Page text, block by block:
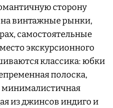
сторону
винтажные рынки,
самостоятельные
экскурсионного
классика: юбки
полоска,
из джинсов индиго и